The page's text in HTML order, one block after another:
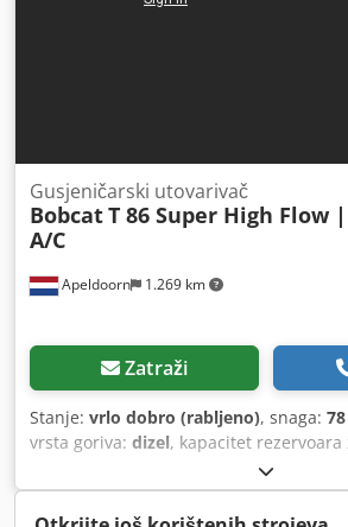
Apeldoorn 1.269 km
Gusjeničarski utovarivač
BobcatT 86 Super High Flow |
A/C
Zatraži
Stanje: vrlo dobro (rabljeno), snaga:
vrsta goriva: dizel, kapacitet rezervoara
, visina podizanja:3.350 mm
2023, radni sati:1.168 h, Oprema: